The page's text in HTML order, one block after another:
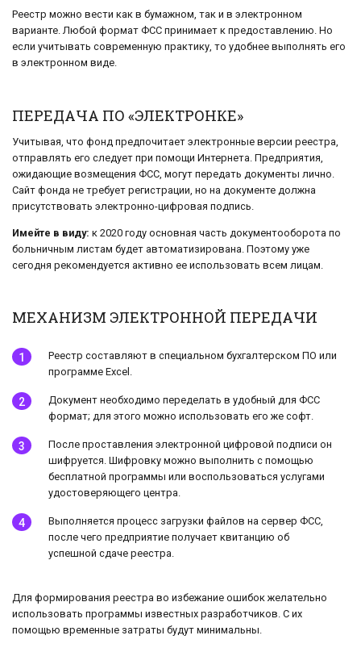
Реестр можно вести как в бумажном, так и в электронном
варианте. Любой формат ФСС принимает к предоставлению. Но
если учитывать современную практику, то удобнее выполнять его
в электронном виде.
ПЕРЕДАЧА ПО «ЭЛЕКТРОНКЕ»
Учитывая, что фонд предпочитает электронные версии реестра,
отправлять его следует при помощи Интернета. Предприятия,
ожидающие возмещения ФСС, могут передать документы лично.
Сайт фонда не требует регистрации, но на документе должна
присутствовать электронно-цифровая подпись.
Имейте в виду: к 2020 году основная часть документооборота по
больничным листам будет автоматизирована. Поэтому уже
сегодня рекомендуется активно ее использовать всем лицам.
МЕХАНИЗМ ЭЛЕКТРОННОЙ ПЕРЕДАЧИ
Реестр составляют в специальном бухгалтерском ПО или
программе Excel.
Документ необходимо переделать в удобный для ФСС
формат; для этого можно использовать его же софт.
После проставления электронной цифровой подписи он
шифруется. Шифровку можно выполнить с помощью
бесплатной программы или воспользоваться услугами
удостоверяющего центра.
Выполняется процесс загрузки файлов на сервер ФСС,
после чего предприятие получает квитанцию об
успешной сдаче реестра.
Для формирования реестра во избежание ошибок желательно
использовать программы известных разработчиков. С их
помощью временные затраты будут минимальны.